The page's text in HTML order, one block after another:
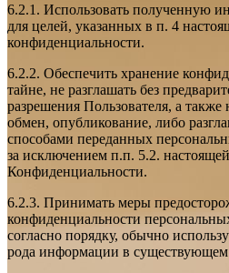
6.2.1. Использовать полученную
для целей, указанных в п. 4
конфиденциальности.
6.2.2. Обеспечить хранение
тайне, не разглашать без
разрешения Пользователя, а также
обмен, опубликование, либо
способами переданных
за исключением п.п. 5.2.
Конфиденциальности.
6.2.3. Принимать меры
конфиденциальности
согласно порядку, обычно
рода информации в существующем